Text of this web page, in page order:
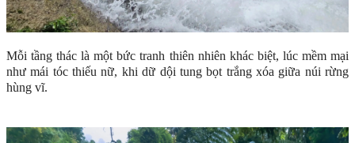
Mỗi tầng thác là một bức tranh thiên nhiên khác biệt, lúc mềm mại
như mái tóc thiếu nữ, khi dữ dội tung bọt trắng xóa giữa núi rừng
hùng vĩ.